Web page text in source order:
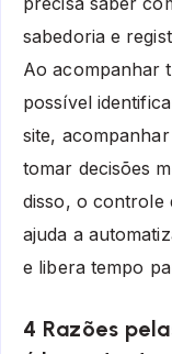
sabedoria e
Ao acompanhar
possível
site,
tomar decisões
disso, o controle
ajuda a
e libera tempo
4 Razões